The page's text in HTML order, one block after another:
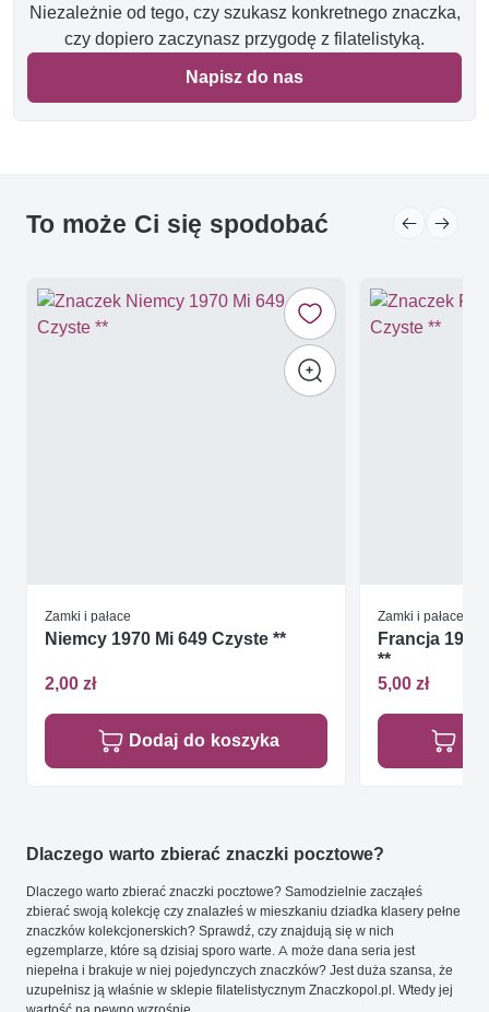
Niezależnie od tego, czy szukasz konkretnego znaczka,
czy dopiero zaczynasz przygodę z filatelistyką.
Napisz do nas
To może Ci się spodobać
Zamki i pałace
Niemcy 1970 Mi 649 Czyste **
2,00 zł
Dodaj do koszyka
Zamki i pałace
Francja
**
5,00 zł
Dlaczego warto zbierać znaczki pocztowe?
Dlaczego warto zbierać znaczki pocztowe? Samodzielnie zacząłeś
zbierać swoją kolekcję czy znalazłeś w mieszkaniu dziadka klasery pełne
znaczków kolekcjonerskich? Sprawdź, czy znajdują się w nich
egzemplarze, które są dzisiaj sporo warte. A może dana seria jest
niepełna i brakuje w niej pojedynczych znaczków? Jest duża szansa, że
uzupełnisz ją właśnie w sklepie filatelistycznym Znaczkopol.pl. Wtedy jej